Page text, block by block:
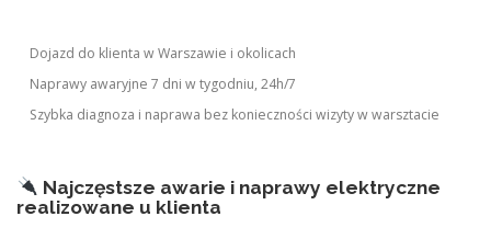
Dojazd do klienta w Warszawie i okolicach
Naprawy awaryjne 7 dni w tygodniu, 24h/7
Szybka diagnoza i naprawa bez konieczności wizyty w warsztacie
Najczęstsze awarie i naprawy elektryczne
realizowane u klienta